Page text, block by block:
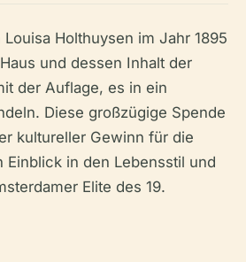
Holthuysen im Jahr 1895
und dessen Inhalt der
der Auflage, es in ein
Diese großzügige Spende
kultureller Gewinn für die
Einblick in den Lebensstil und
Elite des 19.